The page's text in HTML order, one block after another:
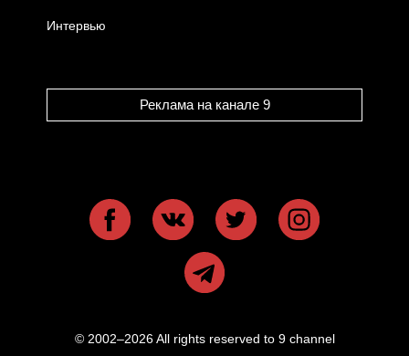
Интервью
Реклама на канале 9
© 2002–2026 All rights reserved to 9 channel